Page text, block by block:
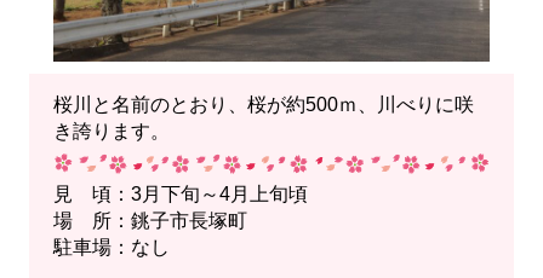
桜川と名前のとおり、桜が約500ｍ、川べりに咲
き誇ります。
見 頃：3月下旬～4月上旬頃
場 所：銚子市長塚町
駐車場：なし